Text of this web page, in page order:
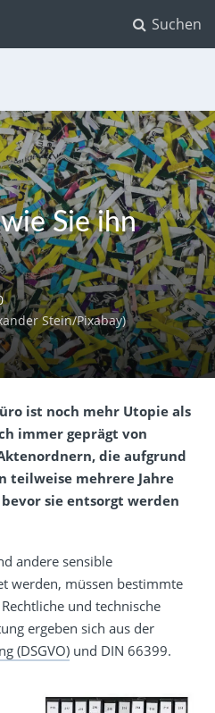
Suchen
Sie ihn
Stein/Pixabay)
ist noch mehr Utopie als
immer geprägt von
die aufgrund
teilweise mehrere Jahre
sie entsorgt werden
andere sensible
werden, müssen bestimmte
und technische
ergeben sich aus der
(DSGVO) und DIN 66399.